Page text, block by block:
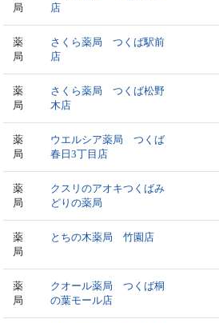
局
店
薬
局
さくら薬局 つくば駅前
店
薬
局
さくら薬局 つくば松野
木店
薬
局
ウエルシア薬局 つくば
春日3丁目店
薬
局
クスリのアオキつくばみ
どりの薬局
薬
局
とちの木薬局 竹園店
薬
局
クオール薬局 つくば桐
の葉モール店